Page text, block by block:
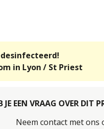
in Lyon / St Priest
JE EEN VRAAG OVER DIT
Neem contact met ons